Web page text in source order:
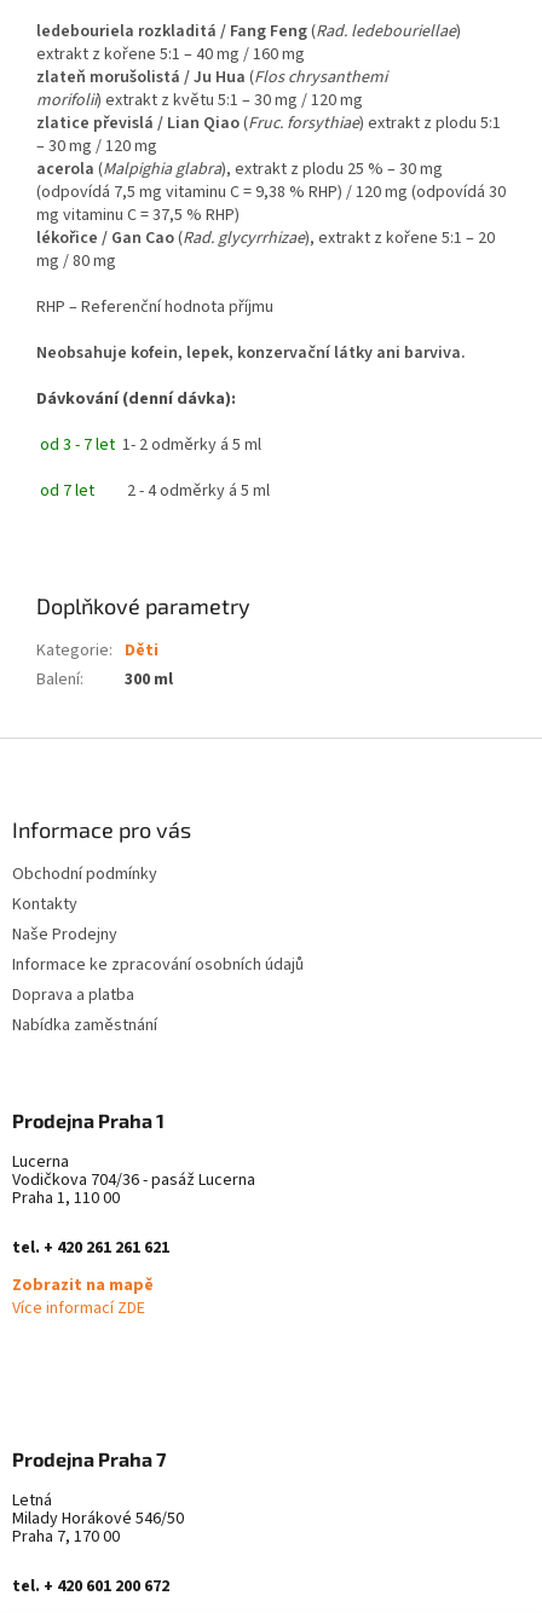
ledebouriela rozkladitá / Fang Feng(Rad. ledebouriellae)
extrakt z kořene 5:1 – 40 mg / 160 mg
zlateň morušolistá / Ju Hua (Flos chrysanthemi
morifolii) extrakt z květu 5:1 – 30 mg / 120 mg
zlatice převislá / Lian Qiao(Fruc. forsythiae) extrakt z plodu 5:1
– 30 mg / 120 mg
acerola (Malpighia glabra), extrakt z plodu 25 % – 30 mg
(odpovídá 7,5 mg vitaminu C = 9,38 % RHP) / 120 mg (odpovídá 30
mg vitaminu C = 37,5 % RHP)
lékořice / Gan Cao(Rad. glycyrrhizae), extrakt z kořene 5:1 – 20
mg / 80 mg
RHP – Referenční hodnota příjmu
Neobsahuje kofein, lepek, konzervační látky ani barviva.
Dávkování (denní dávka):
od 3 - 7 let 1- 2 odměrky á 5 ml
od 7 let 2 - 4 odměrky á 5 ml
Doplňkové parametry
Kategorie: Děti
Balení: 300 ml
Informace pro vás
Obchodní podmínky
Kontakty
Naše Prodejny
Informace ke zpracování osobních údajů
Doprava a platba
Nabídka zaměstnání
Prodejna Praha 1
Lucerna
Vodičkova 704/36 - pasáž Lucerna
Praha 1, 110 00
tel. + 420 261 261 621
Zobrazit na mapě
Více informací ZDE
Prodejna Praha 7
Letná
Milady Horákové 546/50
Praha 7, 170 00
tel. + 420 601 200 672